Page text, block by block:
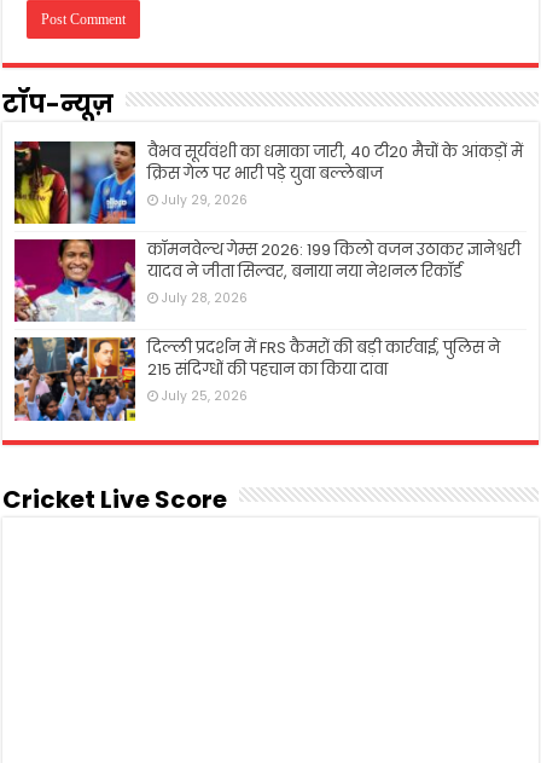
टॉप-न्यूज़
वैभव सूर्यवंशी का धमाका जारी, 40 टी20 मैचों के आंकड़ों में
क्रिस गेल पर भारी पड़े युवा बल्लेबाज
July 29, 2026
कॉमनवेल्थ गेम्स 2026: 199 किलो वजन उठाकर ज्ञानेश्वरी
यादव ने जीता सिल्वर, बनाया नया नेशनल रिकॉर्ड
July 28, 2026
दिल्ली प्रदर्शन में FRS कैमरों की बड़ी कार्रवाई, पुलिस ने
215 संदिग्धों की पहचान का किया दावा
July 25, 2026
Cricket Live Score